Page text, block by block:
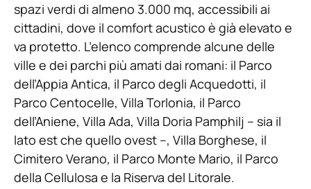
spazi verdi di almeno 3.000 mq, accessibili ai
cittadini, dove il comfort acustico è già elevato e
va protetto. L’elenco comprende alcune delle
ville e dei parchi più amati dai romani: il Parco
dell’Appia Antica, il Parco degli Acquedotti, il
Parco Centocelle, Villa Torlonia, il Parco
dell’Aniene, Villa Ada, Villa Doria Pamphilj – sia il
lato est che quello ovest –, Villa Borghese, il
Cimitero Verano, il Parco Monte Mario, il Parco
della Cellulosa e la Riserva del Litorale.